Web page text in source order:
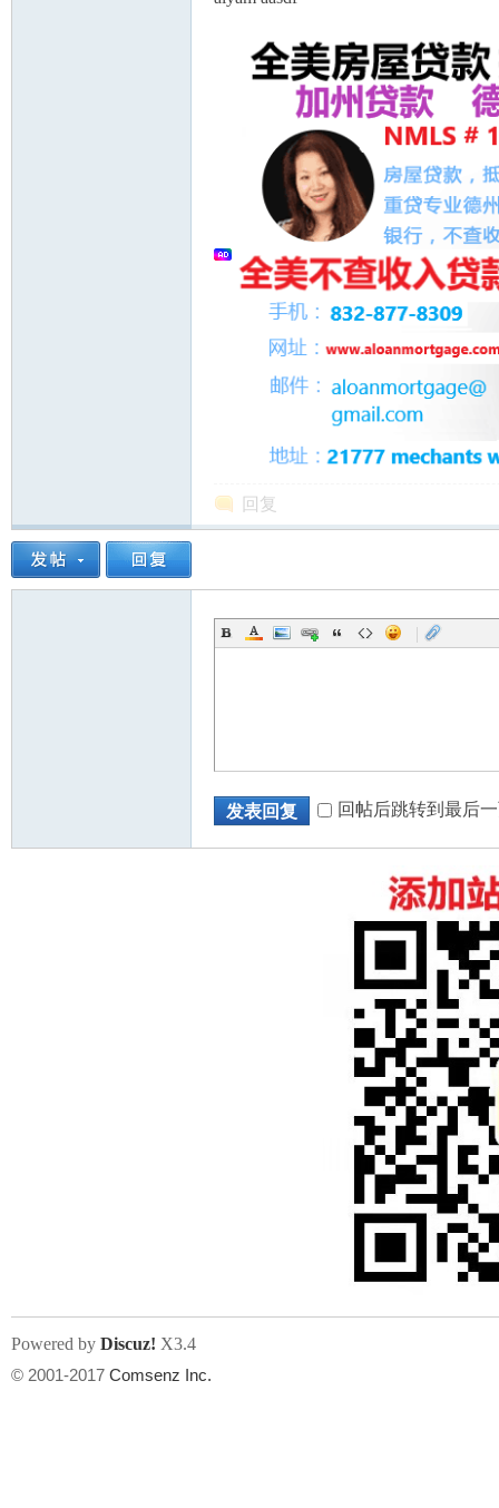
回复
|
发表回复 回帖后跳转到最后
Powered by Discuz! X3.4
© 2001-2017 Comsenz Inc.